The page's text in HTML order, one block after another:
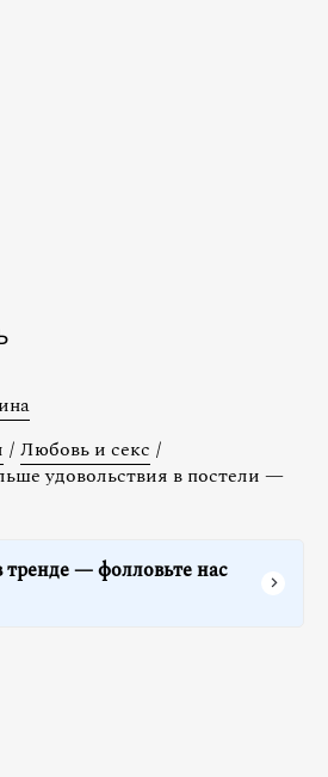
/ Любовь и секс /
удовольствия в постели —
тренде — фолловьте нас